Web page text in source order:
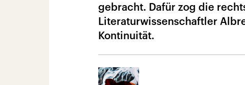
gebracht. Dafür zog die
Literaturwissenschaftler
Kontinuität.